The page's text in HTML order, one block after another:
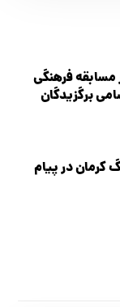
مسابقه فرهنگی
برگزیدگان
کرمان در پیام